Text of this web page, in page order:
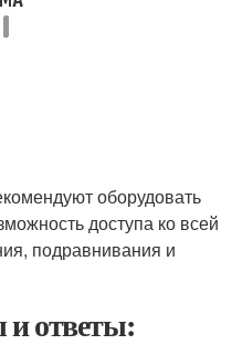
оборудовать
доступа ко всей
подравнивания и
ответы: